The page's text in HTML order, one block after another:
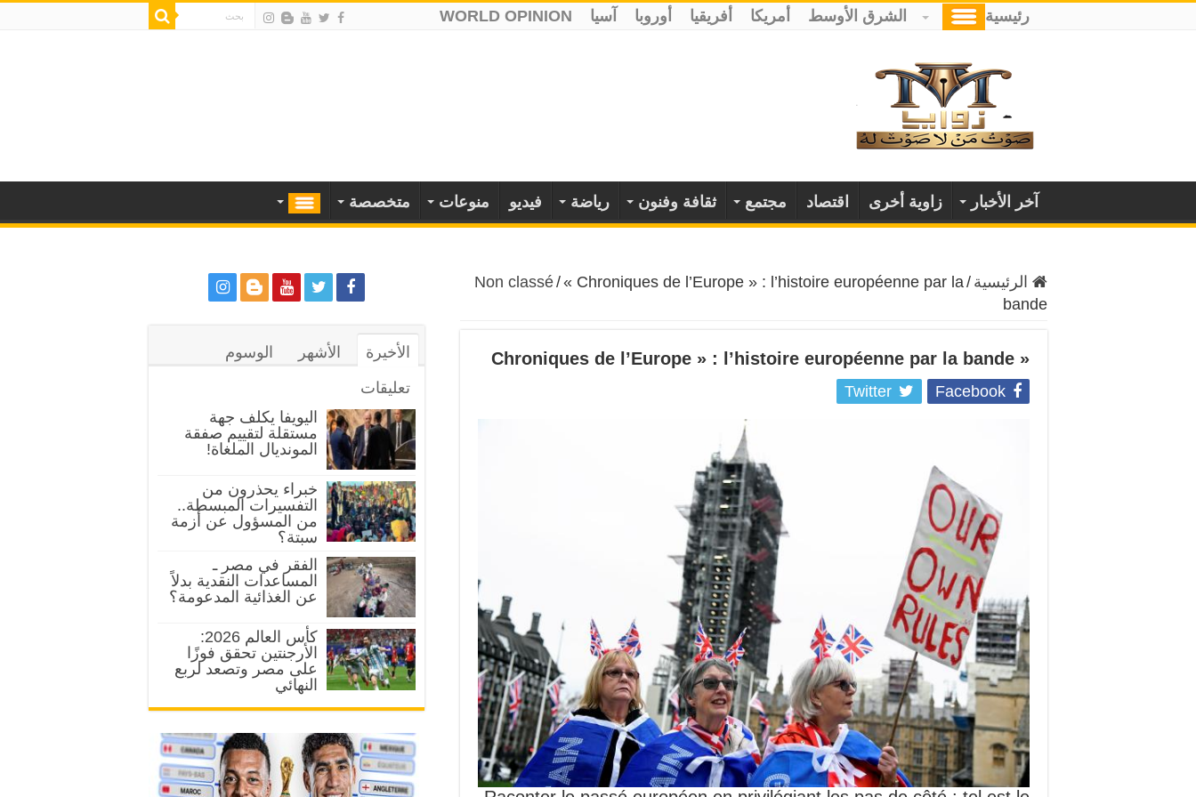
رئيسية الشرق الأوسط أمريكا أفريقيا أوروبا آسيا WORLD OPINION
آخر الأخبار زاوية أخرى اقتصاد مجتمع ثقافة وفنون رياضة فيديو منوعات متخصصة
الرئيسية /
Non classé/« Chroniques de l’Europe » : l’histoire européenne par la
bande
« Chroniques de l’Europe » : l’histoire européenne par la bande
Facebook
Twitter
الأخيرة الأشهر
الوسوم
تعليقات
اليويفا يكلف جهة
مستقلة لتقييم صفقة
المونديال الملغاة!
خبراء يحذرون من
التفسيرات المبسطة..
من المسؤول عن أزمة
سبتة؟
الفقر في مصر ـ
المساعدات النقدية بدلاً
عن الغذائية المدعومة؟
كأس العالم 2026:
الأرجنتين تحقق فوزًا
على مصر وتصعد لربع
النهائي